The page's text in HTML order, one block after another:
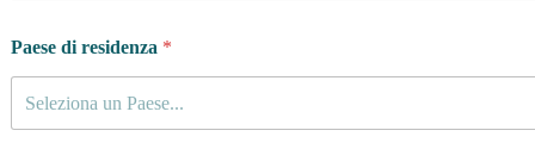
Paese di residenza *
Seleziona un Paese...